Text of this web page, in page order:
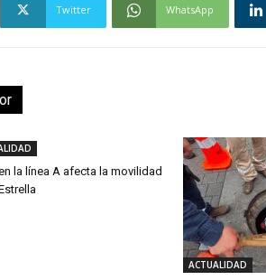
Twitter WhatsApp
la línea A afecta la movilidad
ACTUALIDAD